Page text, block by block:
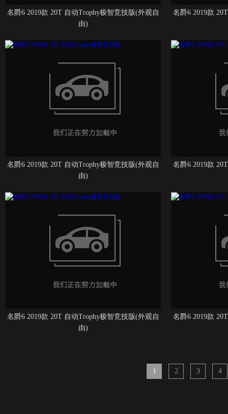
名爵6 2019款 20T 自动Trophy极智竞技版(外观自
由)
名爵6 2019款
名爵6 2019款 20T 自动Trophy极智竞技版(外观自
由)
名爵6 2019款
名爵6 2019款 20T 自动Trophy极智竞技版(外观自
由)
名爵6 2019款
1 2 3 4